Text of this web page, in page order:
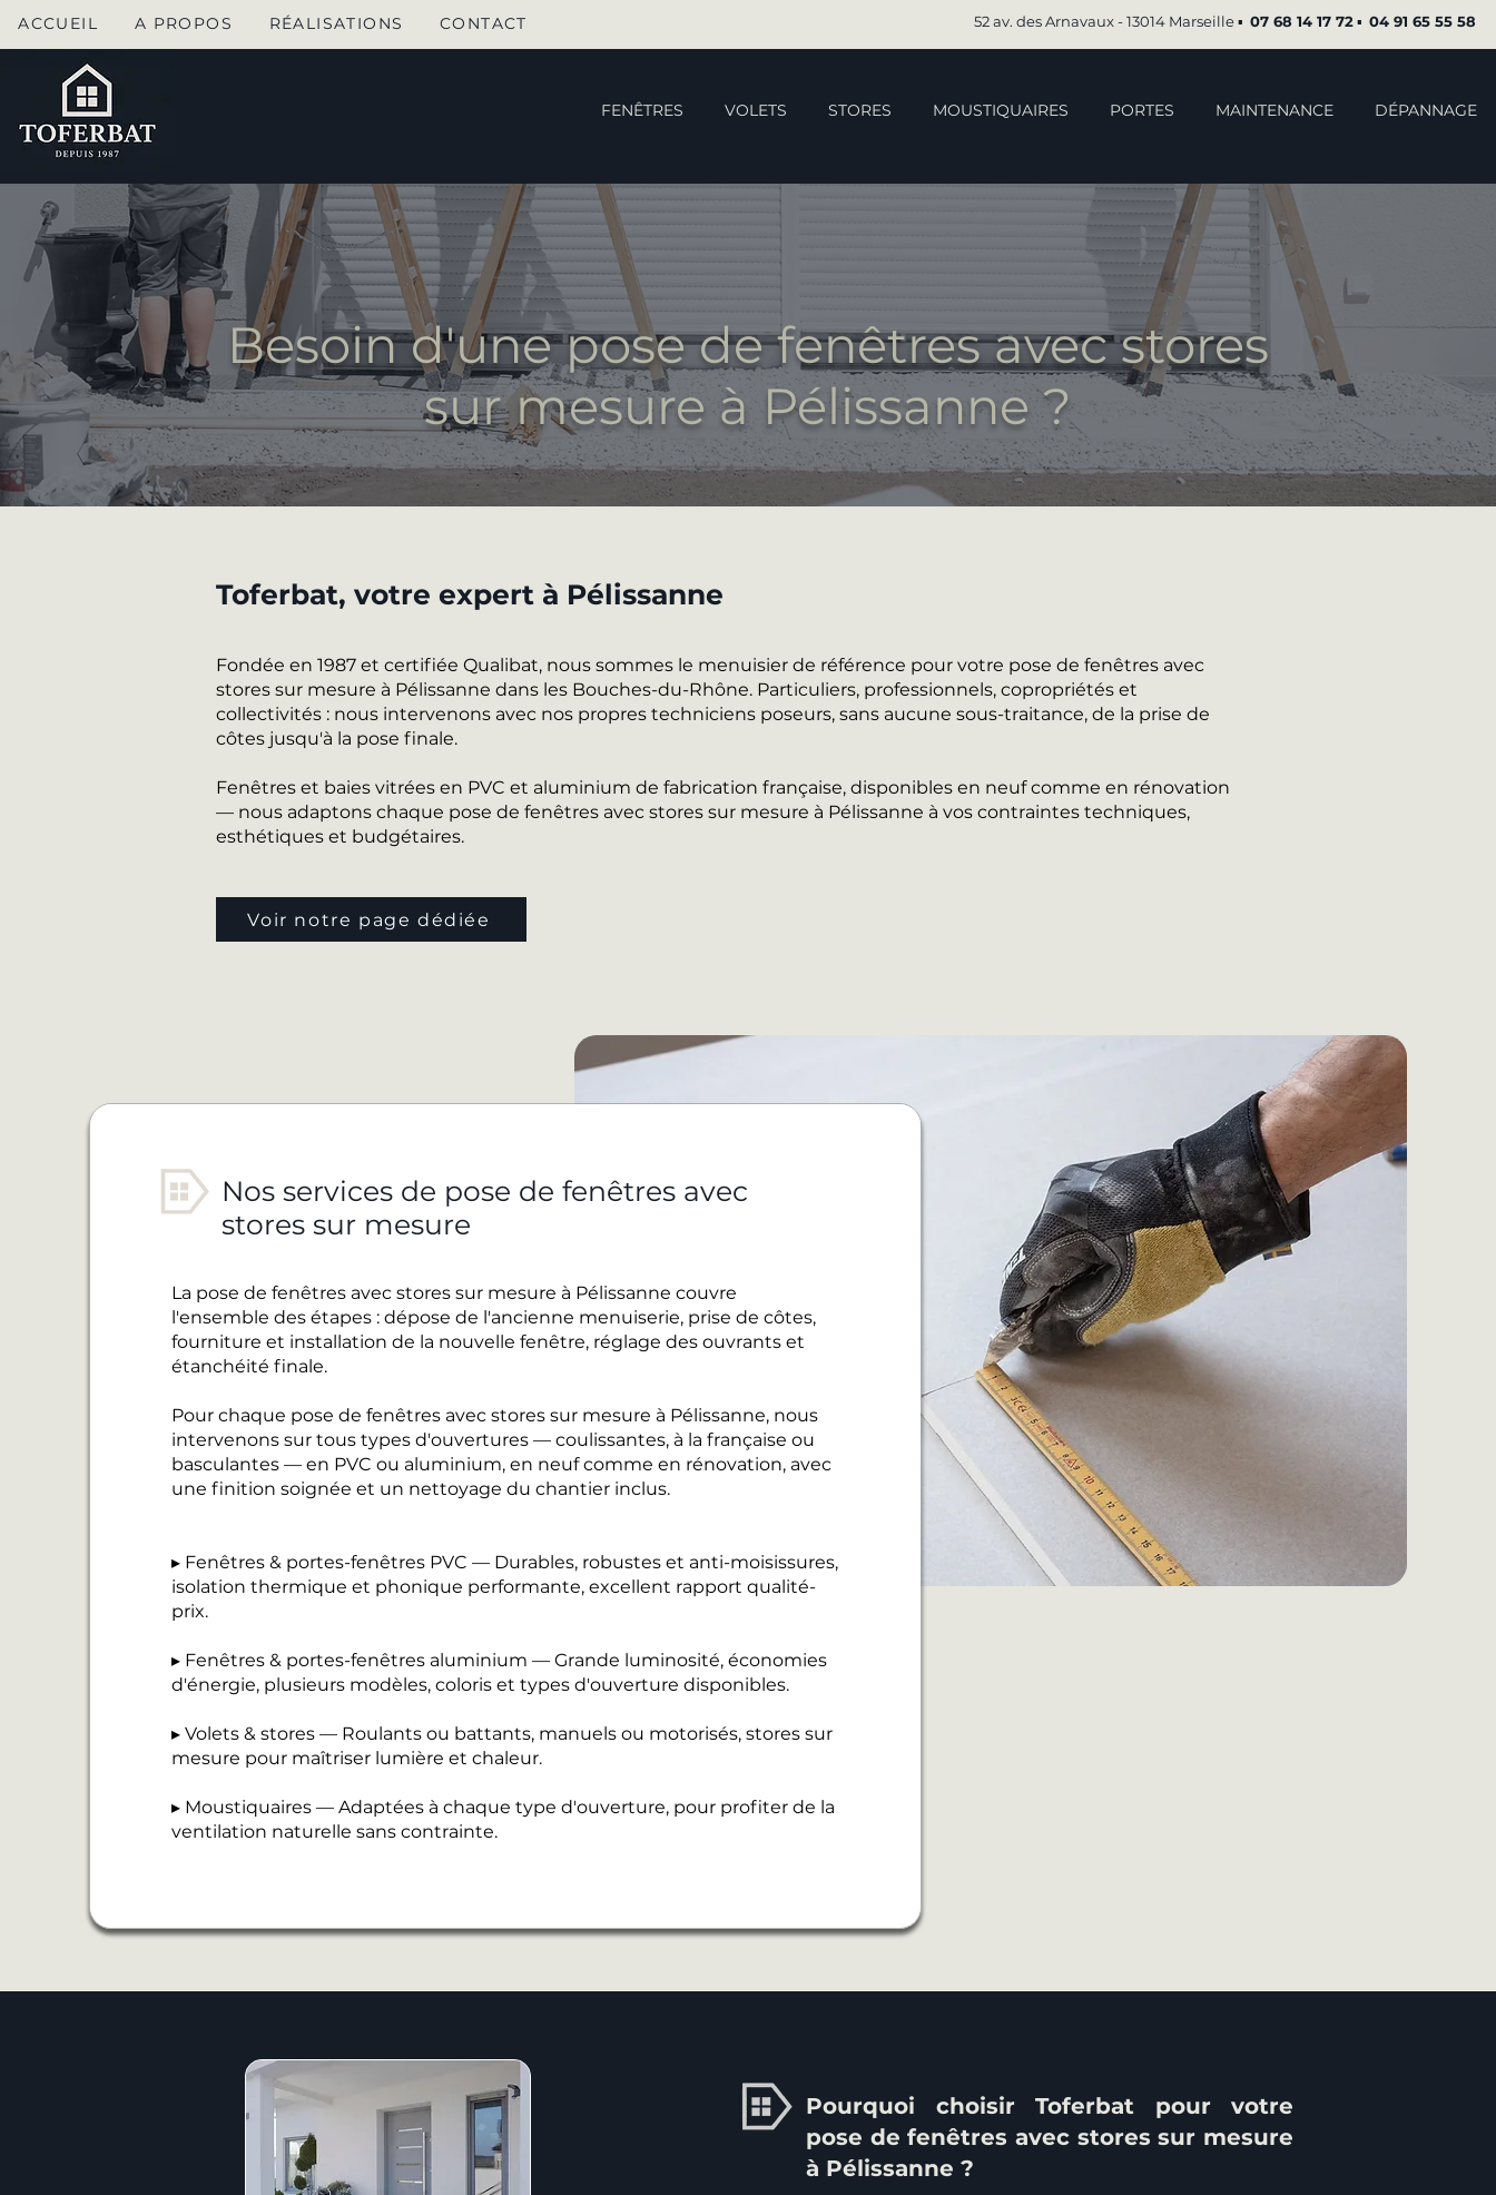
ACCUEIL A PROPOS RÉALISATIONS CONTACT 52 av. des Arnavaux - 13014 Marseille ▪︎ 07 68 14 17 72▪︎ 04 91 65 55 58
FENÊTRES VOLETS STORES MOUSTIQUAIRES PORTES MAINTENANCE DÉPANNAGE
Besoin d'une pose de fenêtres avec stores
sur mesure à Pélissanne ?
Toferbat, votre expert à Pélissanne
Fondée en 1987 et certifiée Qualibat, nous sommes le menuisier de référence pour votre pose de fenêtres avec
stores sur mesure à Pélissanne dans les Bouches-du-Rhône. Particuliers, professionnels, copropriétés et
collectivités : nous intervenons avec nos propres techniciens poseurs, sans aucune sous-traitance, de la prise de
côtes jusqu'à la pose finale.
Fenêtres et baies vitrées en PVC et aluminium de fabrication française, disponibles en neuf comme en rénovation
— nous adaptons chaque pose de fenêtres avec stores sur mesure à Pélissanne à vos contraintes techniques,
esthétiques et budgétaires.
Voir notre page dédiée
Nos services de pose de fenêtres avec
stores sur mesure
La pose de fenêtres avec stores sur mesure à Pélissanne couvre
l'ensemble des étapes : dépose de l'ancienne menuiserie, prise de côtes,
fourniture et installation de la nouvelle fenêtre, réglage des ouvrants et
étanchéité finale.
Pour chaque pose de fenêtres avec stores sur mesure à Pélissanne, nous
intervenons sur tous types d'ouvertures — coulissantes, à la française ou
basculantes — en PVC ou aluminium, en neuf comme en rénovation, avec
une finition soignée et un nettoyage du chantier inclus.
▸ Fenêtres & portes-fenêtres PVC — Durables, robustes et anti-moisissures,
isolation thermique et phonique performante, excellent rapport qualité-
prix.
▸ Fenêtres & portes-fenêtres aluminium — Grande luminosité, économies
d'énergie, plusieurs modèles, coloris et types d'ouverture disponibles.
▸ Volets & stores — Roulants ou battants, manuels ou motorisés, stores sur
mesure pour maîtriser lumière et chaleur.
▸ Moustiquaires — Adaptées à chaque type d'ouverture, pour profiter de la
ventilation naturelle sans contrainte.
Pourquoi choisir Toferbat pour votre
pose de fenêtres avec stores sur mesure
à Pélissanne ?